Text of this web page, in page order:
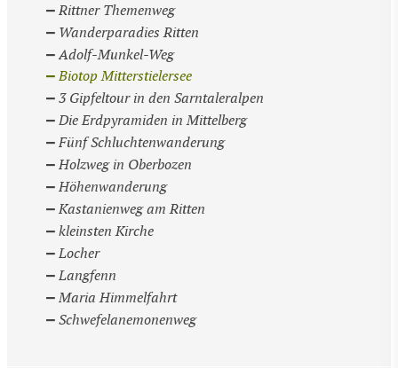
Rittner Themenweg
Wanderparadies Ritten
Adolf-Munkel-Weg
Biotop Mitterstielersee
3 Gipfeltour in den Sarntaleralpen
Die Erdpyramiden in Mittelberg
Fünf Schluchtenwanderung
Holzweg in Oberbozen
Höhenwanderung
Kastanienweg am Ritten
kleinsten Kirche
Locher
Langfenn
Maria Himmelfahrt
Schwefelanemonenweg